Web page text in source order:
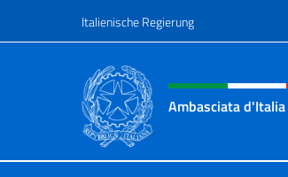
Italienische Regierung
Header-Site, Social
Ambasciata